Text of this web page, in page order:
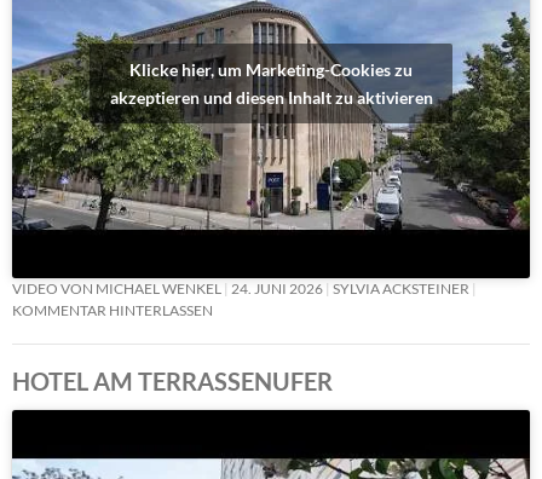
Klicke hier, um Marketing-Cookies zu
akzeptieren und diesen Inhalt zu aktivieren
VIDEO VON MICHAEL WENKEL 24. JUNI 2026 SYLVIA ACKSTEINER
KOMMENTAR HINTERLASSEN
HOTEL AM TERRASSENUFER